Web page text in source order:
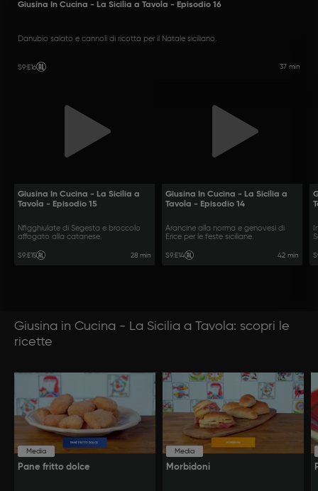
Giusina In Cucina - La Sicilia a Tavola - Episodio 16
Danubio salato e cannoli di ricotta per il Natale siciliano.
S9:E16 37 min
Giusina In Cucina - La Sicilia a
Tavola - Episodio 15
Nfigghiulate di Segesta e broccolo
affogato alla catanese.
S9:E15 28 min
Giusina In Cucina - La Sicilia a
Tavola - Episodio 14
Arancine alla norma e genovesi di
Erice per le feste siciliane.
S9:E14 42 min
Giusina in Cucina - La Sicilia a Tavola: scopri le
ricette
Media
Pane fritto dolce
Media
Morbidoni